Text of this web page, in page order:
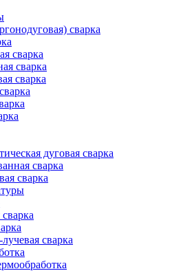
сварка
сварка
сварка
сварка
дуговая сварка
сварка
сварка
сварка